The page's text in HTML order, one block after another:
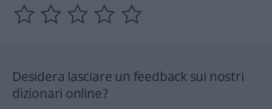
Desidera lasciare un feedback sui nostri
dizionari online?